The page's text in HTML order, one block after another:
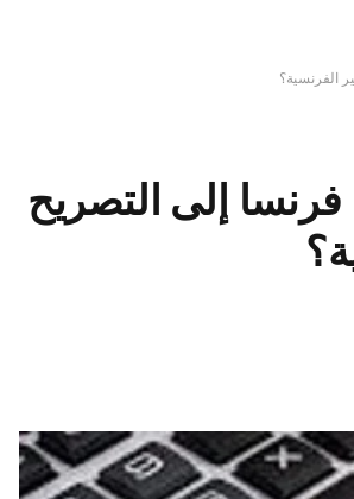
الفرنسية؟
إلى التصريح